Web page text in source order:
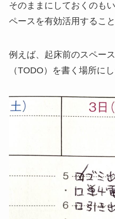
そのままにしておくのも
ペースを有効活用すること
例えば、起床前のスペー
（TODO）を書く場所に